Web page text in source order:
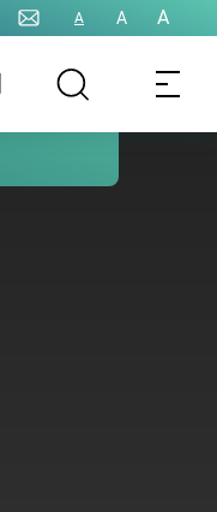
A A A
簽證
生活資訊